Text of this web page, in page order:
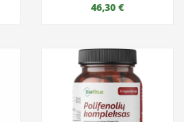
46,30 €